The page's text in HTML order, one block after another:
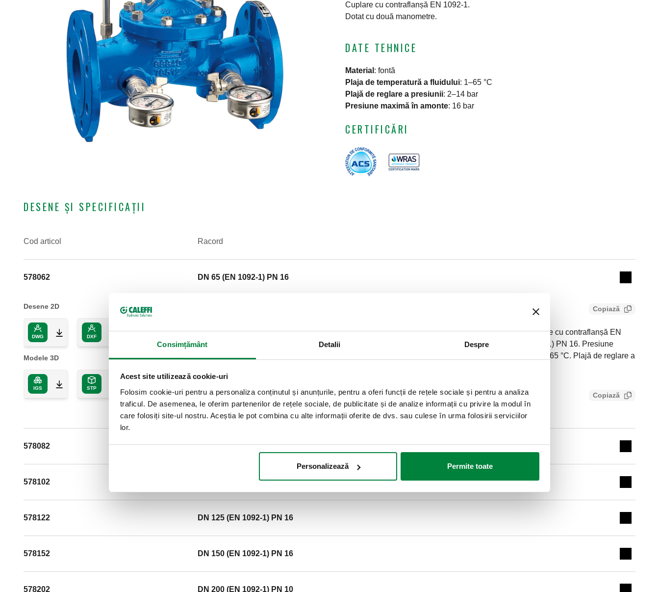
Consimțământ Detalii Despre
Acest site utilizează cookie-uri
Folosim cookie-uri pentru a personaliza conținutul și anunțurile, pentru a oferi funcții de rețele sociale și pentru a analiza
traficul. De asemenea, le oferim partenerilor de rețele sociale, de publicitate și de analize informații cu privire la modul în
care folosiți site-ul nostru. Aceștia le pot combina cu alte informații oferite de dvs. sau culese în urma folosirii serviciilor
lor.
Personalizează Permite toate
Cuplare cu contraflanșă EN 1092-1.
Dotat cu două manometre.
DATE TEHNICE
Material : fontă
Plaja de temperatură a fluidului: 1–65 °C
Plajă de reglare a presiunii: 2–14 bar
Presiune maximă în amonte: 16 bar
CERTIFICĂRI
DESENE ȘI SPECIFICAȚII
Cod articol
Racord
578062 DN 65 (EN 1092-1) PN 16
Collapse
Desene 2D
DWG DXF
Modele 3D
IGS STP
Copiază
CALEFFI, 578062. Reductor de stabilizare a presiunii. Cuplare cu contraflanșă EN
1092-1. Dotat cu două manometre. Racord: DN 65 (EN 1092-1) PN 16. Presiune
maximă în amonte: 16 bar. Plaja de temperatură a fluidului: 1–65 °C. Plajă de reglare a
SCIP code
COD ÎN FAZA DE ANALIZĂ
Copiază
578082 DN 80 (EN 1092-1) PN 16
Expand
578102 DN 100 (EN 1092-1) PN 16
Expand
578122 DN 125 (EN 1092-1) PN 16
Expand
578152 DN 150 (EN 1092-1) PN 16
Expand
578202 DN 200 (EN 1092-1) PN 10